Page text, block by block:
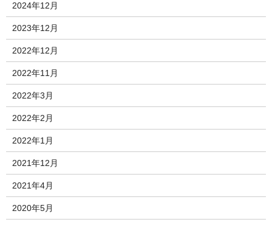
2024年12月
2023年12月
2022年12月
2022年11月
2022年3月
2022年2月
2022年1月
2021年12月
2021年4月
2020年5月